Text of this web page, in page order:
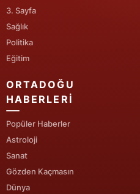
3. Sayfa
Sağlık
Politika
Eğitim
ORTADOĞU
HABERLERI
Popüler Haberler
Astroloji
Sanat
Gözden Kaçmasın
Dünya